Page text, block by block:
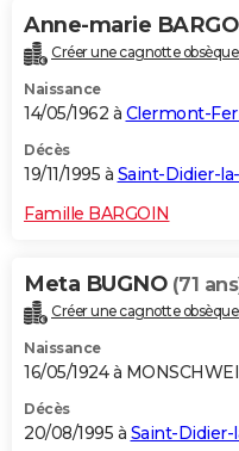
Anne-marie
Créer une cagnotte
Naissance
14/05/1962 à Clermont-
Décès
19/11/1995 à Saint-Didier-
Famille BARGOIN
Meta BUGNO (71
Créer une cagnotte
Naissance
16/05/1924 à
Décès
20/08/1995 à Saint-Didier-